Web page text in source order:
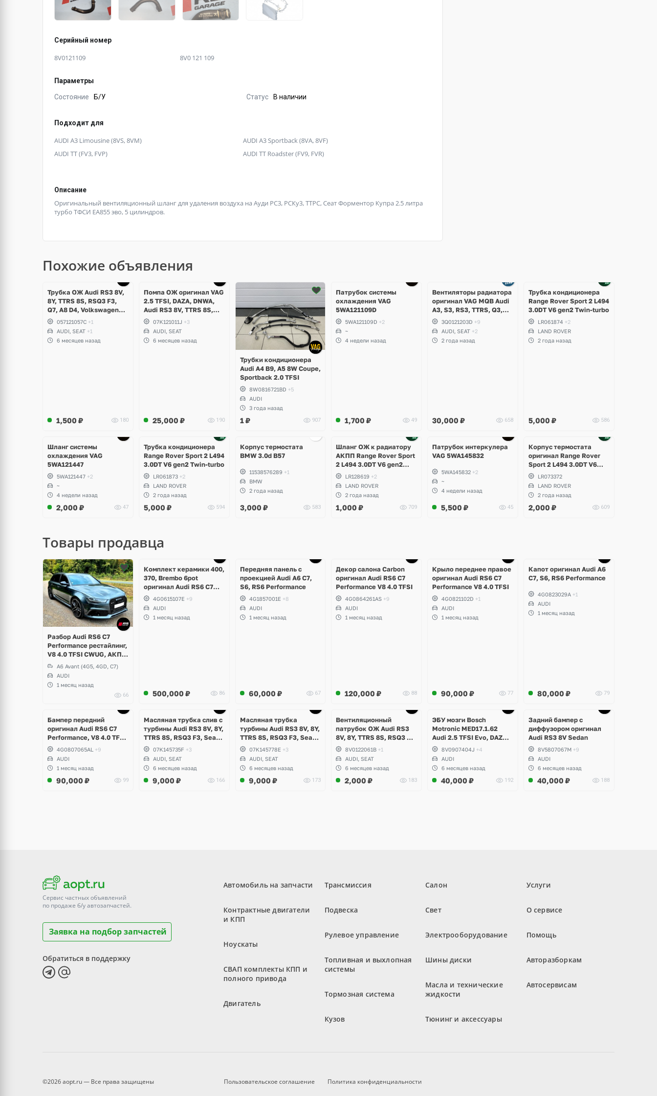
Серийный номер
8V0121109 8V0 121 109
Параметры
Состояние Б/У Статус В наличии
Подходит для
AUDI A3 Limousine (8VS, 8VM)
AUDI A3 Sportback (8VA, 8VF)
AUDI TT (FV3, FVP)
AUDI TT Roadster (FV9, FVR)
Описание
Оригинальный вентиляционный шланг для удаления воздуха на Ауди РС3, РСКу3, ТТРС, Cеат Форментор Купра 2.5 литра
турбо ТФСИ ЕА855 эво, 5 цилиндров.
Похожие объявления
Трубка ОЖ Audi RS3 8V,
8Y, TTRS 8S, RSQ3 F3,
Q7, A8 D4, Volkswagen
Touareg NF, Seat
Formentor Cupra 2.5 TFSI
DAZA, DNWA, CZGB
057121057C +1
AUDI, SEAT +1
6 месяцев назад
1,500 ₽ 180
Помпа ОЖ оригинал VAG
2.5 TFSI, DAZA, DNWA,
Audi RS3 8V, TTRS 8S,
RSQ3 F3
07K121011J +3
AUDI, SEAT
6 месяцев назад
25,000 ₽ 190
Трубки кондиционера
Audi A4 B9, A5 8W Coupe,
Sportback 2.0 TFSI
8W0816721BD +5
AUDI
3 года назад
1₽ 907
Патрубок системы
охлаждения VAG
5WA121109D
5WA121109D +2
~
4 недели назад
1,700 ₽ 49
Вентиляторы радиатора
оригинал VAG MQB Audi
A3, S3, RS3, TTRS, Q3,
RSQ3, Volkswagen
Tiguan 2, Allspace,
Arteon, Passat B8,
Multivan, Transporter T6,
3Q0121203D +9
AUDI, SEAT +2
2 года назад
30,000 ₽ 658
Трубка кондиционера
Range Rover Sport 2 L494
3.0DT V6 gen2 Twin-turbo
LR061874 +2
LAND ROVER
2 года назад
5,000 ₽ 586
Шланг системы
охлаждения VAG
5WA121447
5WA121447 +2
~
4 недели назад
2,000 ₽ 47
Трубка кондиционера
Range Rover Sport 2 L494
3.0DT V6 gen2 Twin-turbo
LR061873 +2
LAND ROVER
2 года назад
5,000 ₽ 594
Корпус термостата
BMW 3.0d B57
11538576289 +1
BMW
2 года назад
3,000 ₽ 583
Шланг ОЖ к радиатору
АКПП Range Rover Sport
2 L494 3.0DT V6 gen2
Twin-turbo
LR128619 +2
LAND ROVER
2 года назад
1,000 ₽ 709
Патрубок интеркулера
VAG 5WA145832
5WA145832 +2
~
4 недели назад
5,500 ₽ 45
Корпус термостата
оригинал Range Rover
Sport 2 L494 3.0DT V6
gen2 Twin-turbo
LR073372
LAND ROVER
2 года назад
2,000 ₽ 609
Товары продавца
Разбор Audi RS6 C7
Performance рестайлинг,
V8 4.0 TFSI CWUG, АКПП
ZF
A6 Avant (4G5, 4GD, C7)
AUDI
1 месяц назад
66
5 фото
Комплект керамики 400,
370, Brembo 6pot
оригинал Audi RS6 C7
Performance, RS7 V8 4.0
TFSI
4G0615107E +9
AUDI
1 месяц назад
500,000 ₽ 86
Передняя панель с
проекцией Audi A6 C7,
S6, RS6 Performance
4G1857001E +8
AUDI
1 месяц назад
60,000 ₽ 67
Декор салона Carbon
оригинал Audi RS6 C7
Performance V8 4.0 TFSI
4G0864261AS +9
AUDI
1 месяц назад
120,000 ₽ 88
Крыло переднее правое
оригинал Audi RS6 C7
Performance V8 4.0 TFSI
4G0821102D +1
AUDI
1 месяц назад
90,000 ₽ 77
Капот оригинал Audi A6
C7, S6, RS6 Performance
4G0823029A +1
AUDI
1 месяц назад
80,000 ₽ 79
Бампер передний
оригинал Audi RS6 C7
Performance, V8 4.0 TFSI
рестайлинг
4G0807065AL
+9
AUDI
1 месяц назад
90,000 ₽ 99
Масляная трубка слив с
турбины Audi RS3 8V, 8Y,
TTRS 8S, RSQ3 F3, Seat
Formentor Cupra 2.5 TFSI
Evo, DAZA, DNWA, DNWB
07K145735F +3
AUDI, SEAT
6 месяцев назад
9,000 ₽ 166
Масляная трубка
турбины Audi RS3 8V, 8Y,
TTRS 8S, RSQ3 F3, Seat
Formentor Cupra 2.5 TFSI
Evo, DAZA, DNWA, DNWB
07K145778E +3
AUDI, SEAT
6 месяцев назад
9,000 ₽ 173
Вентиляционный
патрубок ОЖ Audi RS3
8V, 8Y, TTRS 8S, RSQ3 F3,
Seat Formentor Cupra 2.5
TFSI Evo, DAZA, DNWA,
DNWB
8V0122061B +1
AUDI, SEAT
6 месяцев назад
2,000 ₽ 183
ЭБУ мозги Bosch
Motronic MED17.1.62
Audi 2.5 TFSI Evo, DAZA,
RS3 8V
8V0907404J +4
AUDI
6 месяцев назад
40,000 ₽ 192
Задний бампер с
диффузором оригинал
Audi RS3 8V Sedan
8V5807067M +9
AUDI
6 месяцев назад
40,000 ₽ 188
Сервис частных объявлений
по продаже б/уавтозапчастей.
Заявка на подбор запчастей
Обратиться в поддержку
Автомобиль на запчасти
Контрактные двигатели
и КПП
Ноускаты
СВАП комплекты КПП и
полного привода
Двигатель
Трансмиссия
Подвеска
Рулевое управление
Топливная и выхлопная
системы
Тормозная система
Кузов
Салон
Свет
Электрооборудование
Шины диски
Масла и технические
жидкости
Тюнинг и аксессуары
Услуги
О сервисе
Помощь
Авторазборкам
Автосервисам
©2026 aopt.ru — Все права защищены Пользовательское соглашение Политика конфиденциальности